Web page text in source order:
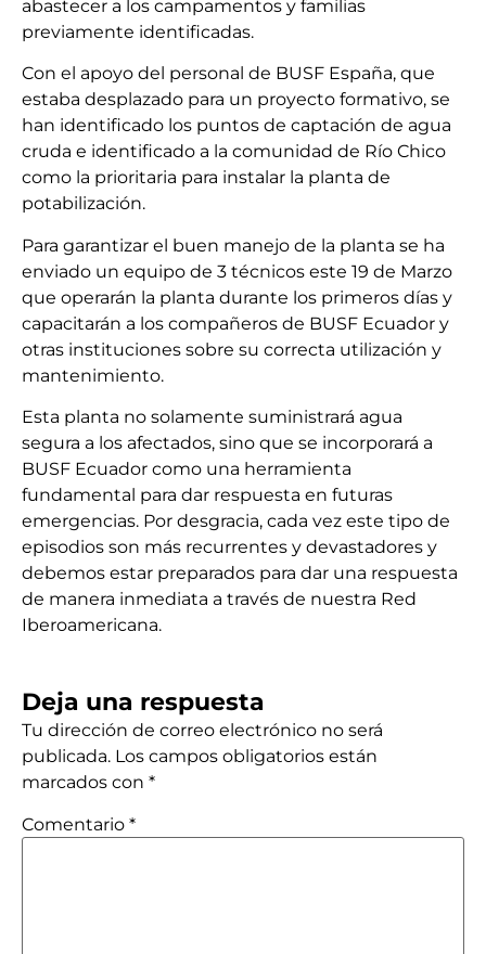
abastecer a los campamentos y familias
previamente identificadas.
Con el apoyo del personal de BUSF España, que
estaba desplazado para un proyecto formativo, se
han identificado los puntos de captación de agua
cruda e identificado a la comunidad de Río Chico
como la prioritaria para instalar la planta de
potabilización.
Para garantizar el buen manejo de la planta se ha
enviado un equipo de 3 técnicos este 19 de Marzo
que operarán la planta durante los primeros días y
capacitarán a los compañeros de BUSF Ecuador y
otras instituciones sobre su correcta utilización y
mantenimiento.
Esta planta no solamente suministrará agua
segura a los afectados, sino que se incorporará a
BUSF Ecuador como una herramienta
fundamental para dar respuesta en futuras
emergencias. Por desgracia, cada vez este tipo de
episodios son más recurrentes y devastadores y
debemos estar preparados para dar una respuesta
de manera inmediata a través de nuestra Red
Iberoamericana.
Deja una respuesta
Tu dirección de correo electrónico no será
publicada. Los campos obligatorios están
marcados con *
Comentario *